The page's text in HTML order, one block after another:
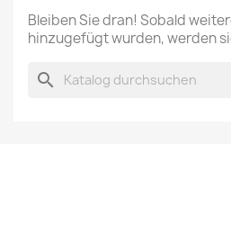
Bleiben Sie dran! Sobald
hinzugefügt wurden, werden
search